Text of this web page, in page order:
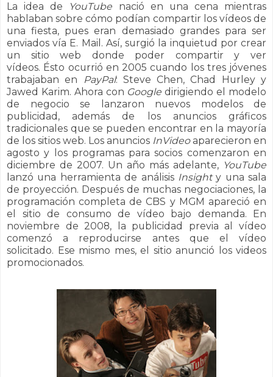
La idea de YouTube nació en una cena mientras
hablaban sobre cómo podían compartir los vídeos de
una fiesta, pues eran demasiado grandes para ser
enviados vía E. Mail. Así, surgió la inquietud por crear
un sitio web donde poder compartir y ver
vídeos. Ésto ocurrió en 2005 cuando los tres jóvenes
trabajaban en
PayPal: Steve Chen, Chad Hurley y
Jawed Karim. Ahora con Google dirigiendo el modelo
de negocio se lanzaron nuevos modelos de
publicidad, además de los anuncios gráficos
tradicionales que se pueden encontrar en la mayoría
de los sitios web. Los anuncios InVideoaparecieron en
agosto y los programas para socios comenzaron en
diciembre de 2007. Un año más adelante, YouTube
lanzó una herramienta de análisisInsighty una sala
de proyección. Después de muchas negociaciones, la
programación completa de CBS y MGM apareció en
el sitio de consumo de vídeo bajo demanda. En
noviembre de 2008, la publicidad previa al vídeo
comenzó a reproducirse antes que el vídeo
solicitado. Ese mismo mes, el sitio anunció los videos
promocionados.